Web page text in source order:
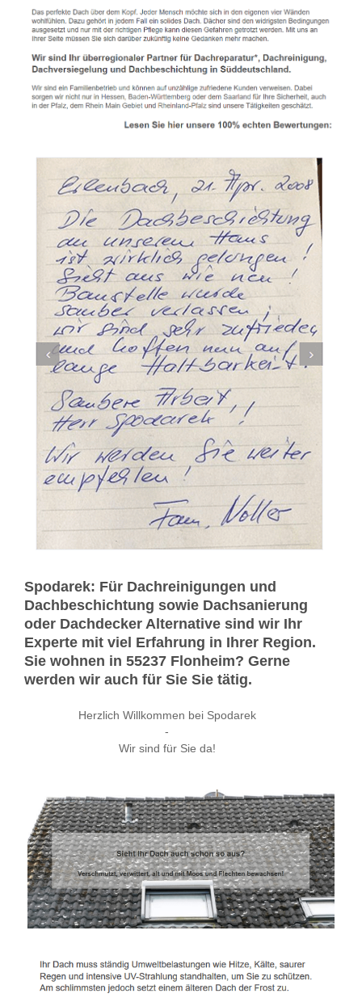
Spodarek: Für Dachreinigungen und
Dachbeschichtung sowie Dachsanierung
oder Dachdecker Alternative sind wir Ihr
Experte mit viel Erfahrung in Ihrer Region.
Sie wohnen in 55237 Flonheim? Gerne
werden wir auch für Sie Sie tätig.
Herzlich Willkommen bei Spodarek
-
Wir sind für Sie da!